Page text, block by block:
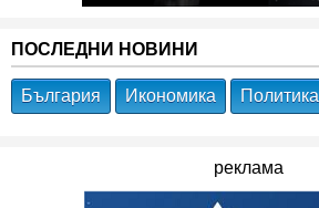
ПОСЛЕДНИ НОВИНИ
България Икономика Политика
реклама